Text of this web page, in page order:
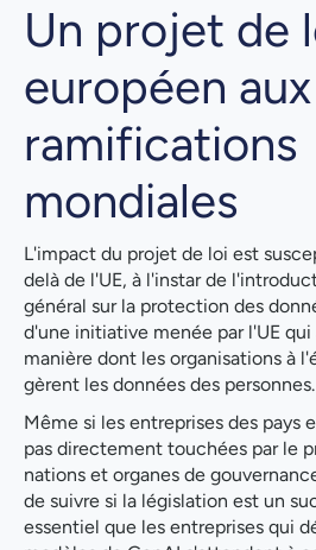
Un projet de
européen aux
ramifications
mondiales
L'impact du projet de loi est
delà de l'UE, à l'instar de
général sur la protection des
d'une initiative menée par l'UE
manière dont les organisations à
gèrent les données des personnes.
Même si les entreprises des pays
pas directement touchées par le
nations et organes de
de suivre si la législation est un
essentiel que les entreprises qui